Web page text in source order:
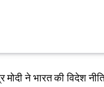
मोदी ने भारत की विदेश